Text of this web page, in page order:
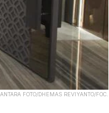
ANTARA FOTO/DHEMAS REVIYANTO/FOC.